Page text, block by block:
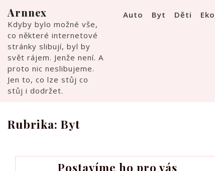
to
content
Arnnex
Kdyby bylo možné vše,
co některé internetové
stránky slibují, byl by
svět rájem. Jenže není. A
proto nic neslibujeme.
Jen to, co lze stůj co
stůj i dodržet.
Auto Byt Děti
Rubrika: Byt
Postavíme ho pro vás